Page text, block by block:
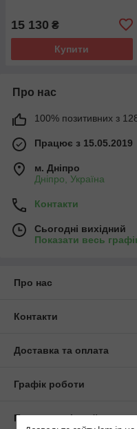
15 130 ₴
Купити
Про нас
100% позитивних з 128
Працює з 15.05.2019
м. Дніпро
Дніпро, Україна
Контакти
Сьогодні вихідний
Показати весь
Про нас
Контакти
Доставка та оплата
Графік роботи
Повна версія сайту